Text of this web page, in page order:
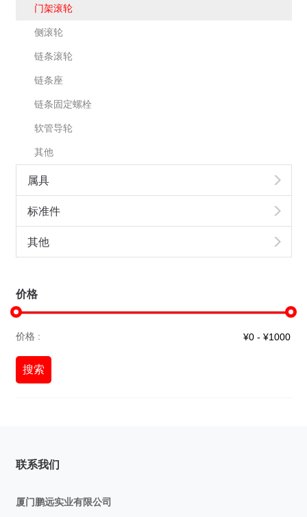
门架滚轮
侧滚轮
链条滚轮
链条座
链条固定螺栓
软管导轮
其他
属具
标准件
其他
价格
价格 :
搜索
联系我们
厦门鹏远实业有限公司